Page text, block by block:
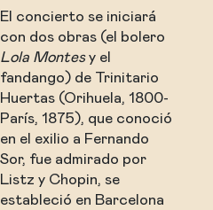
El concierto se iniciará
con dos obras (el bolero
Lola Montesy el
fandango) de Trinitario
Huertas (Orihuela, 1800-
París, 1875), que conoció
en el exilio a Fernando
Sor, fue admirado por
Listz y Chopin, se
estableció en Barcelona